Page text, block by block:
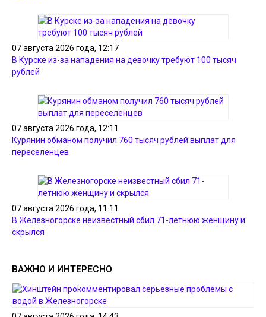
07 августа 2026 года, 12:17
В Курске из-за нападения на девочку требуют 100 тысяч
рублей
07 августа 2026 года, 12:11
Курянин обманом получил 760 тысяч рублей выплат для
переселенцев
07 августа 2026 года, 11:11
В Железногорске неизвестный сбил 71-летнюю женщину и
скрылся
ВАЖНО И ИНТЕРЕСНО